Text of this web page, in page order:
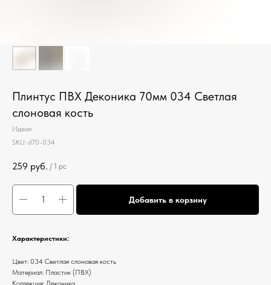
Плинтус ПВХ Деконика 70мм 034 Светлая
слоновая кость
Идеал
SKU: d70-034
259 руб. / 1 pc
Добавить в корзину
Характеристики:
Цвет: 034 Светлая слоновая кость
Материал: Пластик (ПВХ)
Коллекция: Деконика